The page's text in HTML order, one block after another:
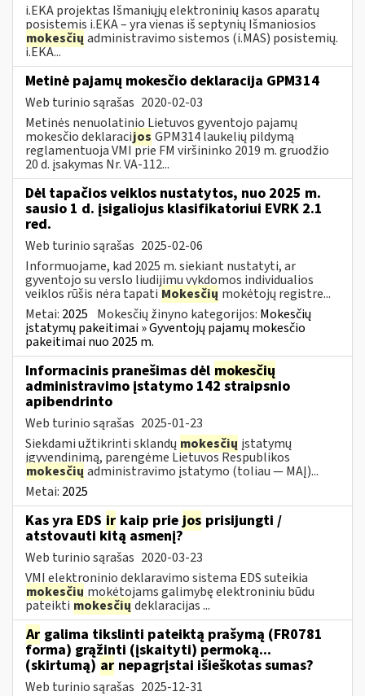
i.EKA projektas Išmaniųjų elektroninių kasos aparatų
posistemis i.EKA – yra vienas iš septynių Išmaniosios
mokesčių administravimo sistemos (i.MAS) posistemių.
i.EKA...
Metinė pajamų mokesčio deklaracija GPM314
Web turinio sąrašas 2020-02-03
Metinės nenuolatinio Lietuvos gyventojo pajamų
mokesčio deklaracijos GPM314 laukelių pildymą
reglamentuoja VMI prie FM viršininko 2019 m. gruodžio
20 d. įsakymas Nr. VA-112...
Dėl tapačios veiklos nustatytos, nuo 2025 m.
sausio 1 d. įsigaliojus klasifikatoriui EVRK 2.1
red.
Web turinio sąrašas 2025-02-06
Informuojame, kad 2025 m. siekiant nustatyti, ar
gyventojo su verslo liudijimu vykdomos individualios
veiklos rūšis nėra tapati Mokesčių mokėtojų registre...
Metai: 2025 Mokesčių žinyno kategorijos: Mokesčių
įstatymų pakeitimai » Gyventojų pajamų mokesčio
pakeitimai nuo 2025 m.
Informacinis pranešimas dėl mokesčių
administravimo įstatymo 142 straipsnio
apibendrinto
Web turinio sąrašas 2025-01-23
Siekdami užtikrinti sklandų mokesčių įstatymų
įgyvendinimą, parengėme Lietuvos Respublikos
mokesčių administravimo įstatymo (toliau — MAĮ)...
Metai: 2025
Kas yra EDS ir kaip prie jos prisijungti /
atstovauti kitą asmenį?
Web turinio sąrašas 2020-03-23
VMI elektroninio deklaravimo sistema EDS suteikia
mokesčių mokėtojams galimybę elektroniniu būdu
pateiktimokesčių deklaracijas ...
Ar galima tikslinti pateiktą prašymą (FR0781
forma) grąžinti (įskaityti) permoką...
(skirtumą) ar nepagrįstai išieškotas sumas?
Web turinio sąrašas 2025-12-31